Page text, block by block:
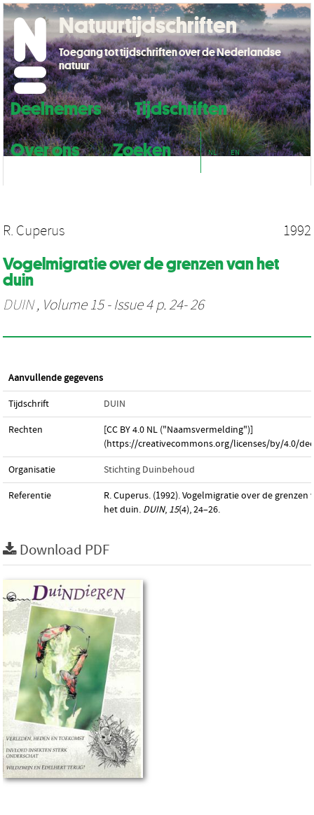
Deelnemers
Tijdschriften
Over ons
Zoeken NL EN
Natuurtijdschriften
Toegang tot tijdschriften over de Nederlandse
natuur
R. Cuperus 1992
Vogelmigratie over de grenzen van het
duin
DUIN, Volume 15 - Issue 4 p. 24- 26
Aanvullende gegevens
Tijdschrift DUIN
Rechten
[CC BY 4.0 NL ("Naamsvermelding")]
(https://creativecommons.org/licenses/by/4.0/
Organisatie Stichting Duinbehoud
Referentie
R. Cuperus. (1992). Vogelmigratie over de grenzen
het duin. DUIN, 15(4), 24–26.
Download PDF